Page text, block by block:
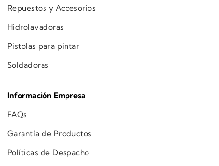
Repuestos y Accesorios
Hidrolavadoras
Pistolas para pintar
Soldadoras
Información Empresa
FAQs
Garantía de Productos
Políticas de Despacho